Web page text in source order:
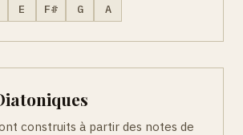
E F# G A
construits à partir des notes de